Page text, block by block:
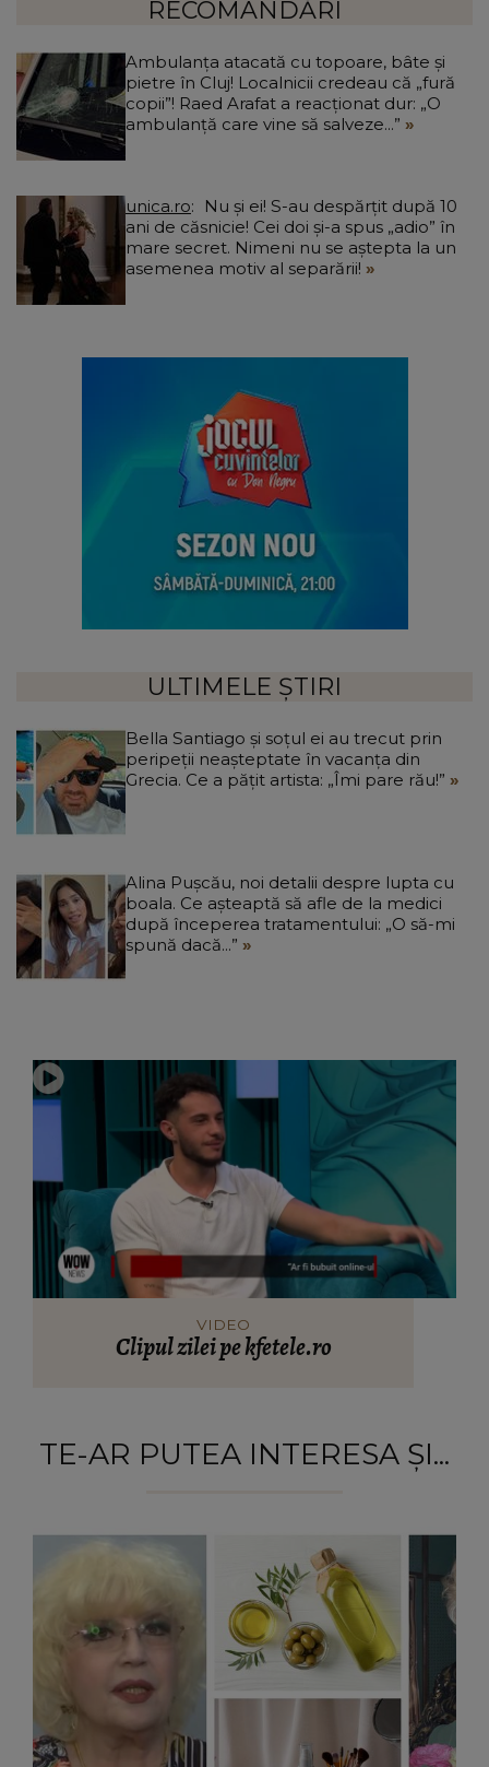
RECOMANDĂRI
Ambulanța atacată cu topoare, bâte și
pietre în Cluj! Localnicii credeau că „fură
copii”! Raed Arafat a reacționat dur: „O
ambulanță care vine să salveze...”
unica.ro
ani de căsnicie! Cei doi și-a spus „adio” în
mare secret. Nimeni nu se aștepta la un
asemenea motiv al separării!
ULTIMELE ȘTIRI
Bella Santiago și soțul ei au trecut prin
peripeții neașteptate în vacanța din
Grecia. Ce a pățit artista: „Îmi pare rău!”
Alina Pușcău, noi detalii despre lupta cu
boala. Ce așteaptă să afle de la medici
după începerea tratamentului: „O să-mi
spună dacă...”
VIDEO
Clipul zilei pe kfetele.ro
TE-AR PUTEA INTERESA ȘI...